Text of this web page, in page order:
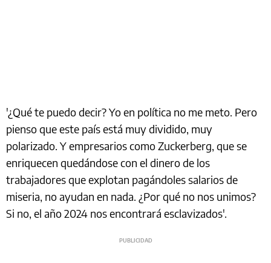
'¿Qué te puedo decir? Yo en política no me meto. Pero
pienso que este país está muy dividido, muy
polarizado. Y empresarios como Zuckerberg, que se
enriquecen quedándose con el dinero de los
trabajadores que explotan pagándoles salarios de
miseria, no ayudan en nada. ¿Por qué no nos unimos?
Si no, el año 2024 nos encontrará esclavizados'.